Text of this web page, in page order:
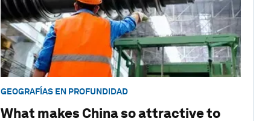
GEOGRAFÍAS EN PROFUNDIDAD
What makes China so attractive to